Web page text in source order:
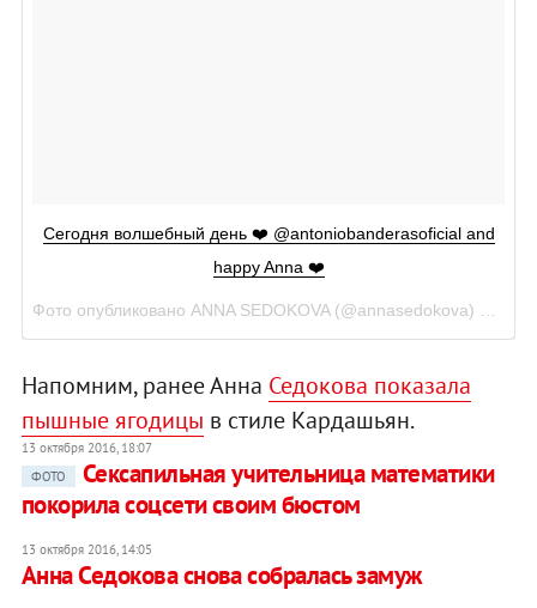
Сегодня волшебный день ❤️ @antoniobanderasoficial and
happy Anna ❤️
Напомним, ранее Анна Седокова показала
пышные ягодицы в стиле Кардашьян.
13 октября 2016, 18:07
ФОТО
Сексапильная учительница математики
покорила соцсети своим бюстом
13 октября 2016, 14:05
Анна Седокова снова собралась замуж